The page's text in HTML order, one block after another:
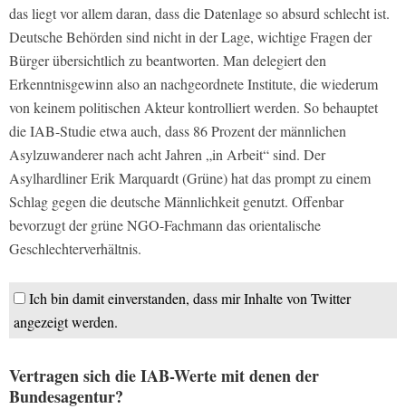
das liegt vor allem daran, dass die Datenlage so absurd schlecht ist.
Deutsche Behörden sind nicht in der Lage, wichtige Fragen der
Bürger übersichtlich zu beantworten. Man delegiert den
Erkenntnisgewinn also an nachgeordnete Institute, die wiederum
von keinem politischen Akteur kontrolliert werden. So behauptet
die IAB-Studie etwa auch, dass 86 Prozent der männlichen
Asylzuwanderer nach acht Jahren „in Arbeit“ sind. Der
Asylhardliner Erik Marquardt (Grüne) hat das prompt zu einem
Schlag gegen die deutsche Männlichkeit genutzt. Offenbar
bevorzugt der grüne NGO-Fachmann das orientalische
Geschlechterverhältnis.
Ich bin damit einverstanden, dass mir Inhalte von Twitter
angezeigt werden.
Vertragen sich die IAB-Werte mit denen der
Bundesagentur?